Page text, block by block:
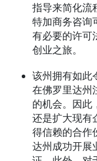
指导来简化流
特加商务咨询
有必要的许可
创业之旅。
该州拥有如此
在佛罗里达州
的机会。因此
还是扩大现有
得信赖的合作
达州成功开展